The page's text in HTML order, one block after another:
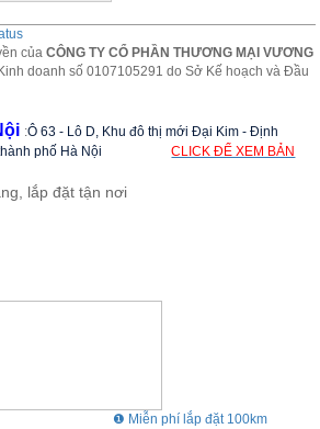
củaCÔNG TY CỔ PHẦN THƯƠNG MẠI VƯƠNG
doanh số 0107105291 do Sở Kế hoạch và Đầu
:Ô 63 - Lô D, Khu đô thị mới Đại Kim - Định
phố Hà Nội
CLICK ĐỂ XEM BẢN
lắp đặt tận nơi
❶ Miễn phí lắp đặt 100km